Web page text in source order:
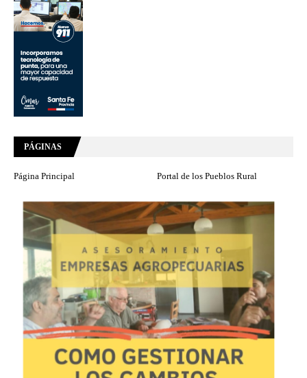
PÁGINAS
Página Principal Portal de los Pueblos Rural